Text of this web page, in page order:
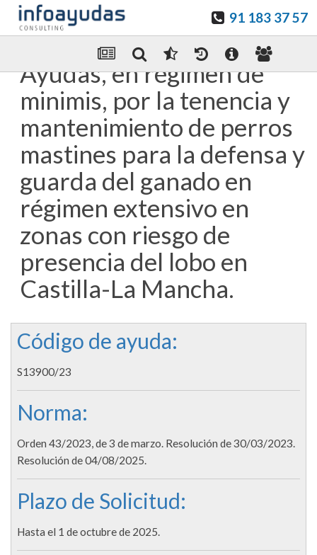
91 183 37 57
Enviar Por email
Ayudas, en régimen de
minimis, por la tenencia y
mantenimiento de perros
mastines para la defensa y
guarda del ganado en
régimen extensivo en
zonas con riesgo de
presencia del lobo en
Castilla-La Mancha.
Código de ayuda:
S13900/23
Norma:
Orden 43/2023, de 3 de marzo. Resolución de 30/03/2023.
Resolución de 04/08/2025.
Plazo de Solicitud:
Hasta el 1 de octubre de 2025.